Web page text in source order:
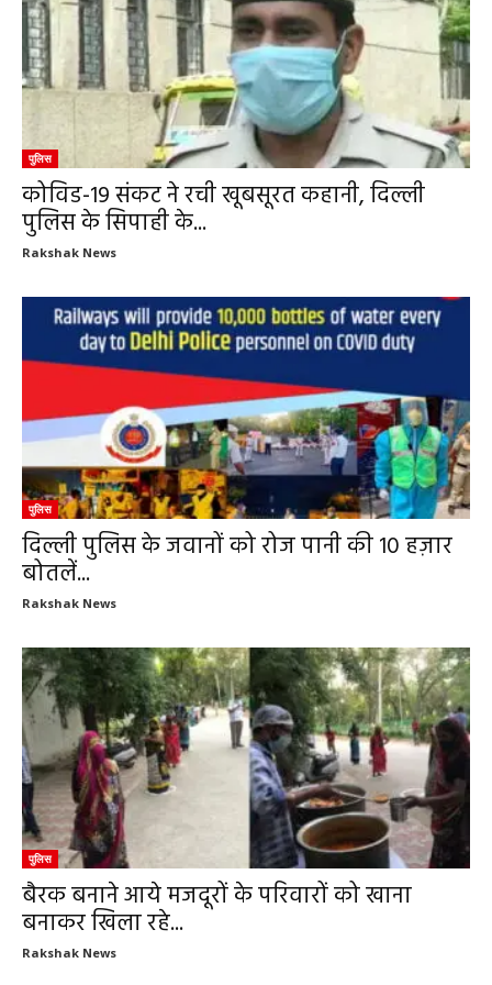
पुलिस
कोविड-19 संकट ने रची खूबसूरत कहानी, दिल्ली
पुलिस के सिपाही के...
Rakshak News
पुलिस
दिल्ली पुलिस के जवानों को रोज पानी की 10 हज़ार
बोतलें...
Rakshak News
पुलिस
बैरक बनाने आये मजदूरों के परिवारों को खाना
बनाकर खिला रहे...
Rakshak News